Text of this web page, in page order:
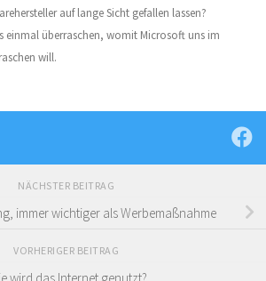
auf lange Sicht gefallen lassen?
einmal überraschen, womit Microsoft uns im
will.
NÄCHSTER BEITRAG
immer wichtiger als Werbemaßnahme
VORHERIGER BEITRAG